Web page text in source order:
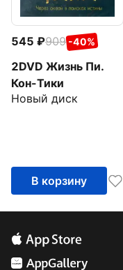
545 909 -40%
2DVD Жизнь Пи.
Кон-Тики
Новый диск
В корзину